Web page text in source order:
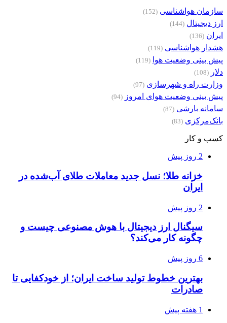
سازمان هواشناسی (152)
ارز دیجیتال (144)
ایران (136)
هشدار هواشناسی (119)
پیش بینی وضعیت هوا (119)
دلار (108)
وزارت راه و شهرسازی (97)
پیش بینی وضعیت هوای امروز (94)
سامانه بارشی (87)
بانک‌مرکزی (83)
کسب و کار
2 روز پیش
خزانه طلا؛ نسل جدید معاملات طلای آب‌شده در
ایران
2 روز پیش
سیگنال ارز دیجیتال با هوش مصنوعی چیست و
چگونه کار می‌کند؟
6 روز پیش
بهترین خطوط تولید ساخت ایران؛ از خودکفایی تا
صادرات
1 هفته پیش